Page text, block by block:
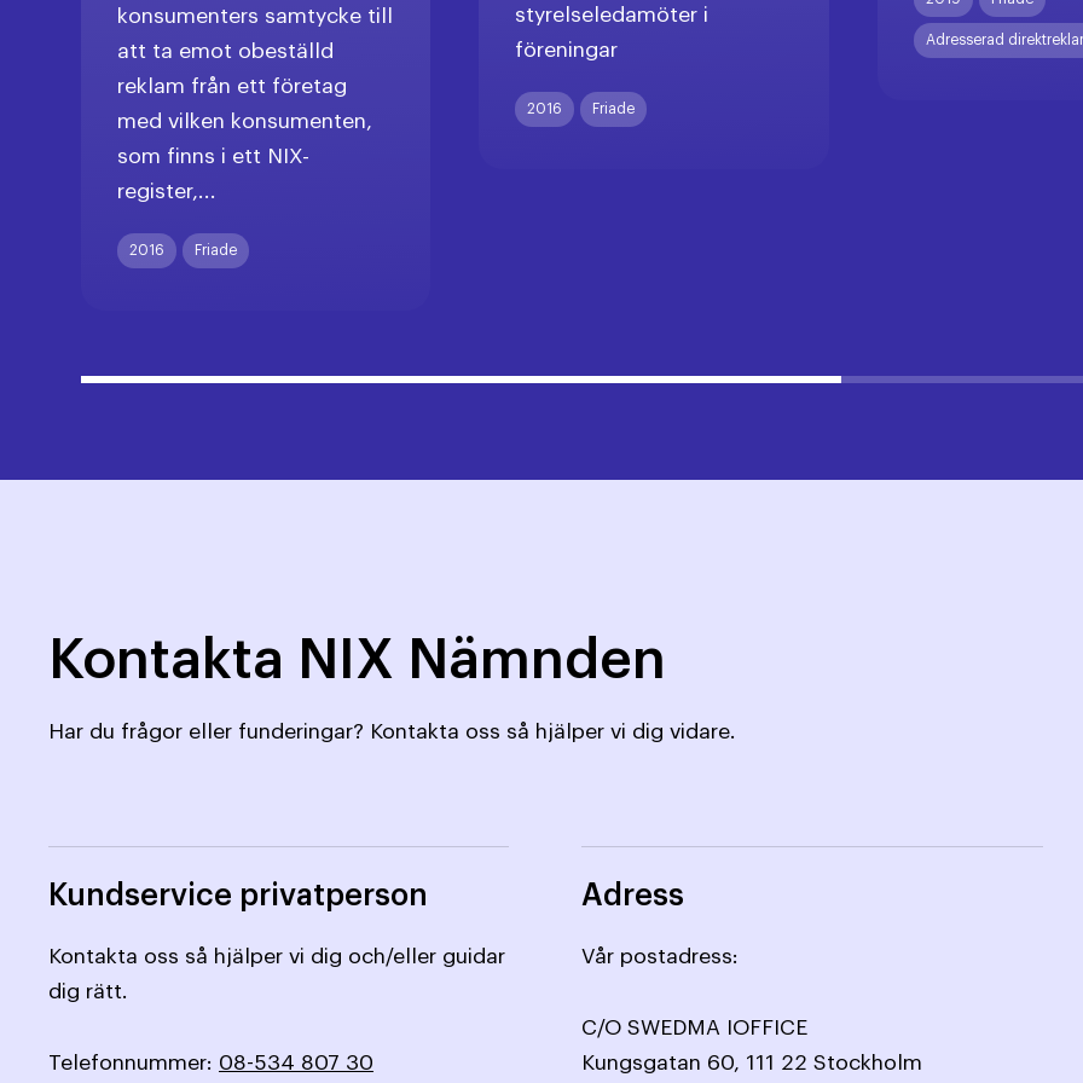
konsumenters samtycke till
att ta emot obeställd
reklam från ett företag
med vilken konsumenten,
som finns i ett NIX-
register,...
2016 Friade
styrelseledamöter i
föreningar
2016 Friade
Adresserad
Kontakta NIX Nämnden
Har du frågor eller funderingar? Kontakta oss så hjälper vi dig vidare.
Kundservice privatperson
Kontakta oss så hjälper vi dig och/eller guidar
dig rätt.
Telefonnummer: 08-534 807 30
Adress
Vår postadress:
C/O SWEDMA IOFFICE
Kungsgatan 60, 111 22 Stockholm